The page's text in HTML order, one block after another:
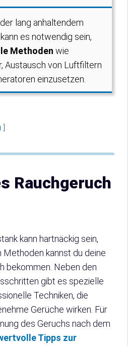
lang anhaltendem
es notwendig sein,
Methoden wie
Austausch von Luftfiltern
einzusetzen.
Rauchgeruch
kann hartnäckig sein,
kannst du deine
bekommen. Neben den
gibt es spezielle
Techniken, die
Gerüche wirken. Für
des Geruchs nach dem
Tipps zur